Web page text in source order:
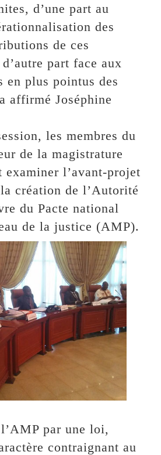
d’une part au
des
de ces
part face aux
en plus pointus des
affirmé Joséphine
les membres du
de la magistrature
examiner l’avant-projet
création de l’Autorité
du Pacte national
de la justice (AMP).
par une loi,
contraignant au